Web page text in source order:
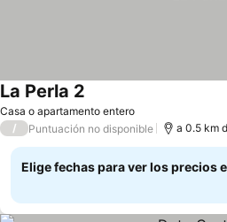
Casa o apartamento entero
La Perla 2
/ Puntuación no disponible a 0.5 km
Elige fechas para ver los precios